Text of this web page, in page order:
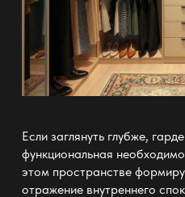
Если заглянуть глубже,
функциональная
этом пространстве
отражение внутреннего